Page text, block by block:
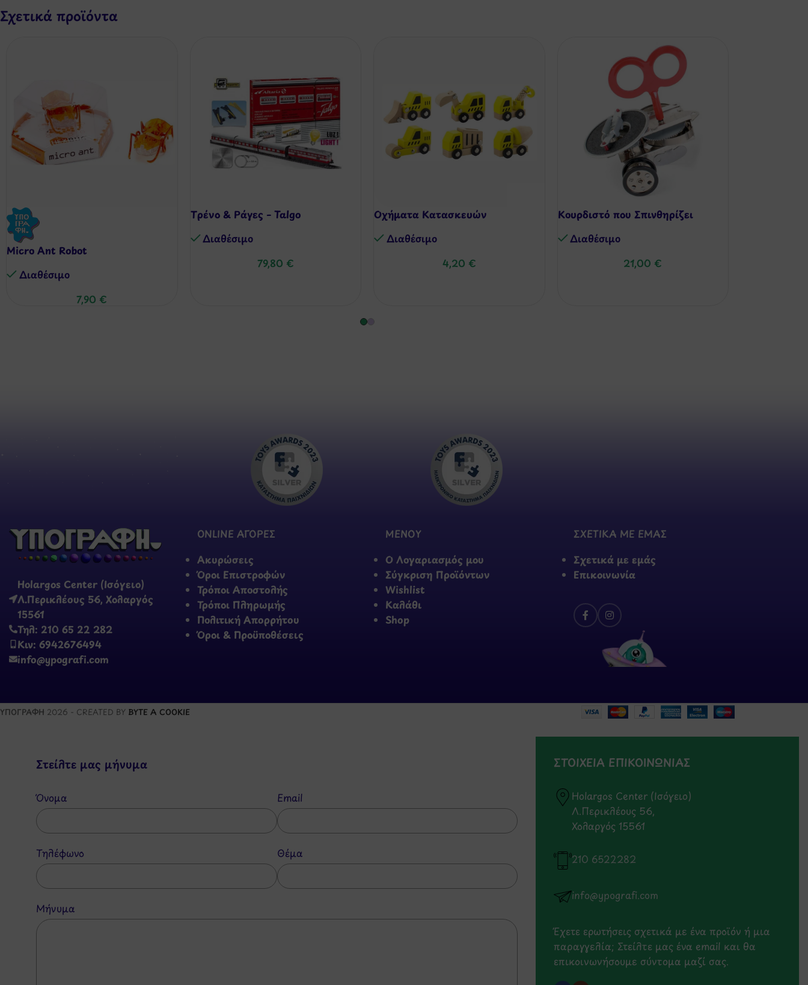
Σχετικά προϊόντα
Micro Ant Robot
Διαθέσιμo
7,90€
Tρένο & Ράγες – Talgo
Διαθέσιμo
79,80 €
Οχήματα Κατασκευών
Διαθέσιμo
4,20 €
Κουρδιστό που Σπινθηρίζει
Διαθέσιμo
21,00€
Holargos Center (Ισόγειο)
Λ.Περικλέους 56, Χολαργός
15561
Τηλ: 210 65 22 282
Κιν: 6942676494
info@ypografi.com
ONLINE ΑΓΟΡΕΣ
Ακυρώσεις
Όροι Επιστροφών
Τρόποι Αποστολής
Τρόποι Πληρωμής
Πολιτική Απορρήτου
Όροι & Προϋποθέσεις
ΜΕΝΟΥ
Ο Λογαριασμός μου
Σύγκριση Προϊόντων
Wishlist
Καλάθι
Shop
ΣΧΕΤΙΚΑ ΜΕ ΕΜΑΣ
Σχετικά με εμάς
Επικοινωνία
ΥΠΟΓΡΑΦΗ 2026 - CREATED BY BYTE A COOKIE
Στείλτε μας μήνυμα
Όνομα Email
Τηλέφωνο Θέμα
Μήνυμα
ΣΤΟΙΧΕΙΑ ΕΠΙΚΟΙΝΩΝΙΑΣ
Holargos Center (Ισόγειο)
Λ.Περικλέους 56,
Χολαργός 15561
210 6522282
info@ypografi.com
Έχετε ερωτήσεις σχετικά με ένα προϊόν ή μια
παραγγελία; Στείλτε μας ένα email και θα
επικοινωνήσουμε σύντομα μαζί σας.